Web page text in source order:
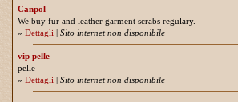
Canpol
We buy fur and leather garment scrabs regulary.
» Dettagli Sito internet non disponibile
vip pelle
pelle
» Dettagli Sito internet non disponibile